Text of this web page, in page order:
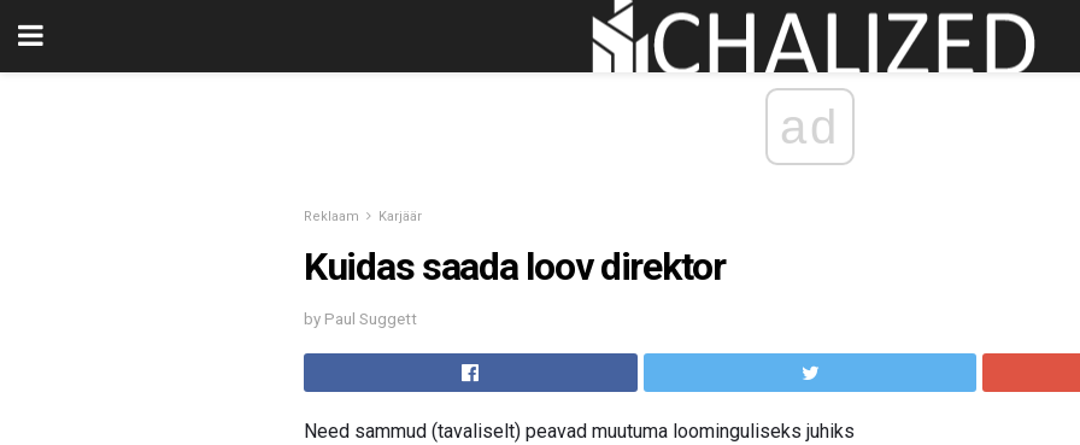
ad
Reklaam Karjäär
Kuidas saada loov direktor
by Paul Suggett
Need sammud (tavaliselt) peavad muutuma loominguliseks juhiks